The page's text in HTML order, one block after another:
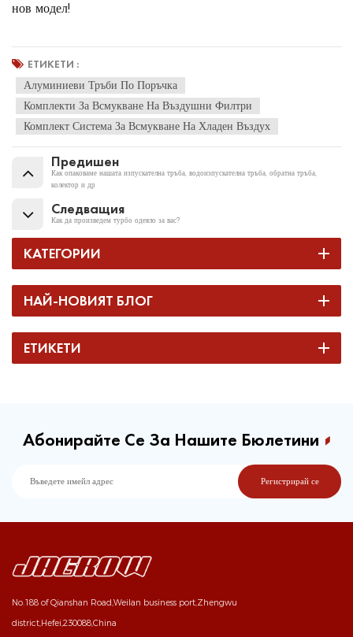
нов модел!
ЕТИКЕТИ :
Алуминиеви Тръби По Поръчка
Комплекти За Всмукване На Въздушни Филтри
Комплект Система За Всмукване На Хладен Въздух
Предишен
Как опаковаме нашата изпускателна тръба, водоизпускателна тръба, обратна тръба,
колектор и др
Следващия
Как да произведем турбо одеяло за вас?
КАТЕГОРИИ
НАЙ-НОВИЯТ БЛОГ
ЕТИКЕТИ
Абонирайте Се За Нашите Бюлетини
No.188 of Qianshan Road,Weilan business port,Zhengwu
district,Hefei,230088,China